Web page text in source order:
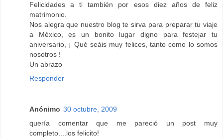
Felicidades a ti también por esos diez años de feliz
matrimonio.
Nos alegra que nuestro blog te sirva para preparar tu viaje
a México, es un bonito lugar digno para festejar tu
aniversario, ¡ Qué seáis muy felices, tanto como lo somos
nosotros !
Un abrazo
Responder
Anónimo 30 octubre, 2009
quería comentar que me pareció un post muy
completo....los felicito!